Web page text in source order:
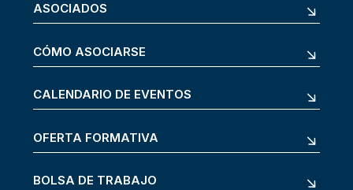
ASOCIADOS
CÓMO ASOCIARSE
CALENDARIO DE EVENTOS
OFERTA FORMATIVA
BOLSA DE TRABAJO